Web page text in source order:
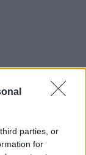
parties, or
for